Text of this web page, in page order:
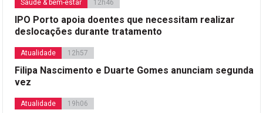
Saúde & bem-estar 12h46
IPO Porto apoia doentes que necessitam realizar
deslocações durante tratamento
Atualidade 12h57
Filipa Nascimento e Duarte Gomes anunciam segunda
vez
Atualidade 19h06